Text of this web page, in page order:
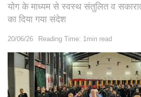
योग के माध्यम से स्वस्थ संतुलित व
का दिया गया संदेश
20/06/26 Reading Time: 1min read